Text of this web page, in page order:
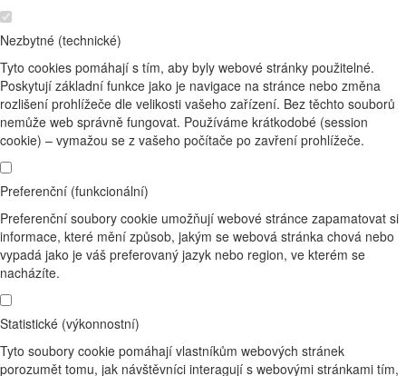
Nezbytné (technické)
Tyto cookies pomáhají s tím, aby byly webové stránky použitelné.
Poskytují základní funkce jako je navigace na stránce nebo změna
rozlišení prohlížeče dle velikosti vašeho zařízení. Bez těchto souborů
nemůže web správně fungovat. Používáme krátkodobé (session
cookie) – vymažou se z vašeho počítače po zavření prohlížeče.
Preferenční (funkcionální)
Preferenční soubory cookie umožňují webové stránce zapamatovat si
informace, které mění způsob, jakým se webová stránka chová nebo
vypadá jako je váš preferovaný jazyk nebo region, ve kterém se
nacházíte.
Statistické (výkonnostní)
Tyto soubory cookie pomáhají vlastníkům webových stránek
porozumět tomu, jak návštěvníci interagují s webovými stránkami tím,